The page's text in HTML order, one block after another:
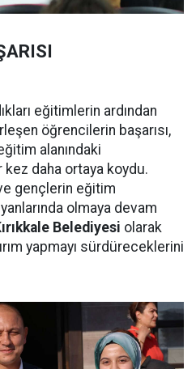
eğitimlerin ardından
öğrencilerin başarısı,
alanındaki
kez daha ortaya koydu.
gençlerin eğitim
olmaya devam
Belediyesi olarak
yapmayı sürdüreceklerini